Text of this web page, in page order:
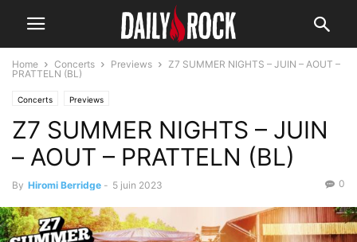
Home Concerts Previews
Z7 SUMMER NIGHTS – JUIN – AOUT –
PRATTELN (BL)
Concerts Previews
Z7 SUMMER NIGHTS – JUIN
– AOUT – PRATTELN (BL)
By Hiromi Berridge - 5 juin 2023 0